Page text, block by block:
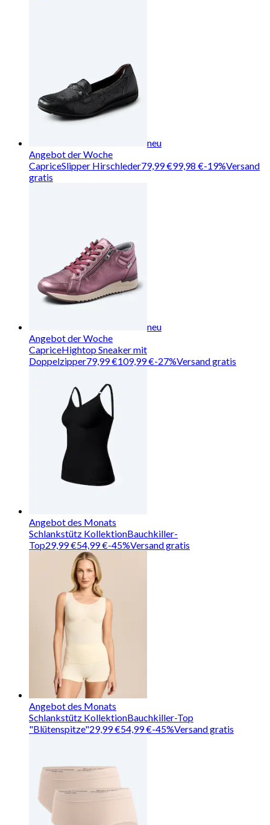
neu
Angebot der Woche
CapriceSlipper Hirschleder79,99 €99,98 €-19%Versand
gratis
neu
Angebot der Woche
CapriceHightop Sneaker mit
Doppelzipper79,99 €109,99 €-27%Versand gratis
Angebot des Monats
Schlankstütz KollektionBauchkiller-
Top29,99 €54,99 €-45%Versand gratis
Angebot des Monats
Schlankstütz KollektionBauchkiller-Top
"Blütenspitze"29,99 €54,99 €-45%Versand gratis